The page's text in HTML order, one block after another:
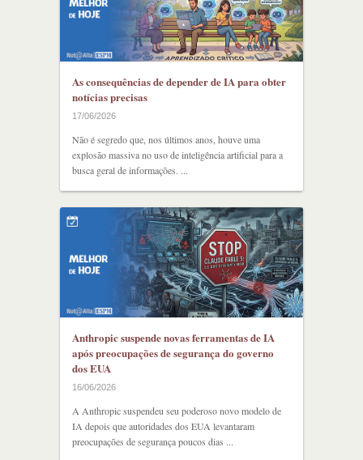
As consequências de depender de IA para obter
notícias precisas
17/06/2026
Não é segredo que, nos últimos anos, houve uma
explosão massiva no uso de inteligência artificial para a
busca geral de informações. ...
Anthropic suspende novas ferramentas de IA
após preocupações de segurança do governo
dos EUA
16/06/2026
A Anthropic suspendeu seu poderoso novo modelo de
IA depois que autoridades dos EUA levantaram
preocupações de segurança poucos dias ...